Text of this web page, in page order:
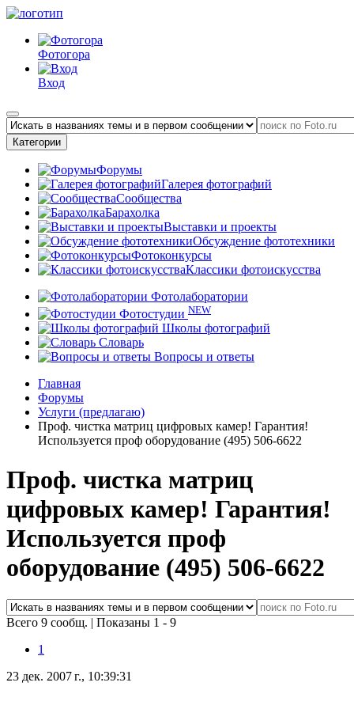
Фотогора
Вход
Категории
Форумы
Галерея фотографий
Сообщества
Барахолка
Выставки и проекты
Обсуждение фототехники
Фотоконкурсы
Классики фотоискусства
Фотолаборатории
Фотостудии NEW
Школы фотографий
Словарь
Вопросы и ответы
Главная
Форумы
Услуги (предлагаю)
Проф. чистка матриц цифровых камер! Гарантия!
Используется проф оборудование (495) 506-6622
Проф. чистка матриц
цифровых камер! Гарантия!
Используется проф
оборудование (495) 506-6622
Всего 9 сообщ. | Показаны 1 - 9
1
23 дек. 2007 г., 10:39:31